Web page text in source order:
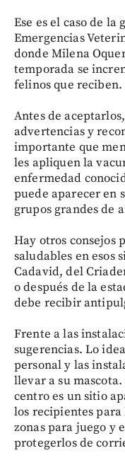
Ese es el caso de
Emergencias
donde Milena
temporada se
felinos que reciben.
Antes de
advertencias y
importante que
les apliquen la
enfermedad
puede aparecer en
grupos grandes de
Hay otros consejos
saludables en esos
Cadavid, del
o después de la
debe recibir
Frente a las
sugerencias. Lo
personal y las
llevar a su
centro es un sitio
los recipientes
zonas para juego y
protegerlos de